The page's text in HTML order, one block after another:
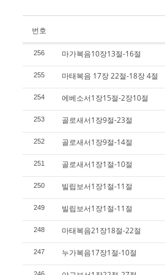
번호
256 마가복음10장13절-16절
255 마태복음 17장 22절-18장 4절
254 에베소서1장15절-2장10절
253 골로새서1장9절-23절
252 골로새서1장9절-14절
251 골로새서1장1절-10절
250 빌립보서1장1절-11절
249 빌립보서1장1절-11절
248 마태복음21장18절-22절
247 누가복음17장1절-10절